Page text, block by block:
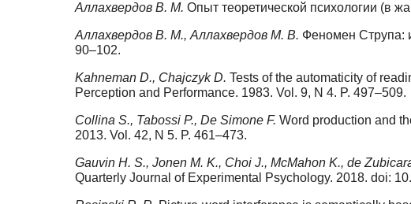
Аллахвердов В. М. Опыт теоретической психологии (в
Аллахвердов В. М., Аллахвердов М. В. Феномен Струпа:
90–102.
Kahneman D., Chajczyk D. Tests of the automaticity of
Perception and Performance. 1983. Vol. 9, N 4. P. 497–509.
Collina S., Tabossi P., De Simone F. Word production and
2013. Vol. 42, N 5. P. 461–473.
Gauvin H. S., Jonen M. K., Choi J., McMahon K., de
Quarterly Journal of Experimental Psychology. 2018. doi: